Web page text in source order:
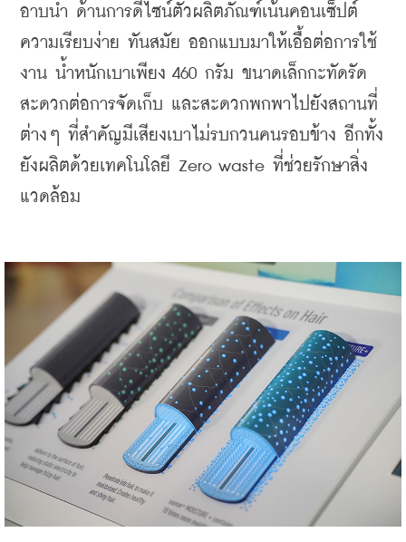
อาบน้ำ ด้านการดีไซน์ตัวผลิตภัณฑ์เน้นคอนเซ็ปต์
ความเรียบง่าย ทันสมัย ออกแบบมาให้เอื้อต่อการใช้
งาน น้ำหนักเบาเพียง 460 กรัม ขนาดเล็กกะทัดรัด
สะดวกต่อการจัดเก็บ และสะดวกพกพาไปยังสถานที่
ต่างๆ ที่สำคัญมีเสียงเบาไม่รบกวนคนรอบข้าง อีกทั้ง
ยังผลิตด้วยเทคโนโลยี Zero waste ที่ช่วยรักษาสิ่ง
แวดล้อม